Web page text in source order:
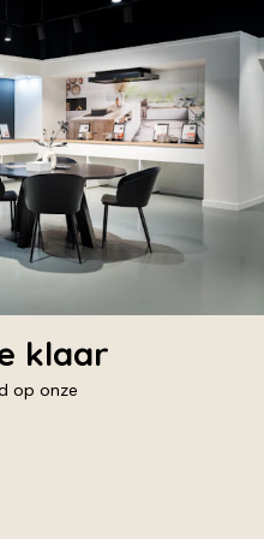
klaar
op onze